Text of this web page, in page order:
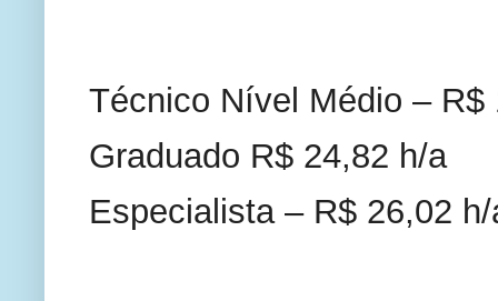
Técnico Nível Médio – R$
Graduado R$ 24,82 h/a
Especialista – R$ 26,02